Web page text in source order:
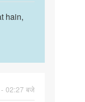
hain,
02:27 बजे